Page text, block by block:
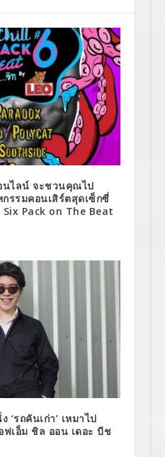
นไลน์ จะชวนคุณไป
รรมคอนเสิร์ตสุดเซ็กซี่
Pack on The Beat
รถคันเก่า’ เหมาไป
ฟเอ็ม ชิล ออน เดอะ บีช